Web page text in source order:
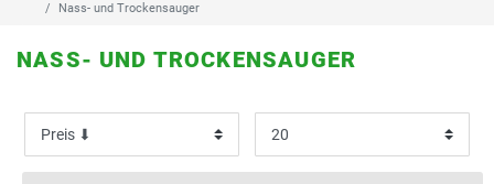
Nass- und Trockensauger
NASS- UND TROCKENSAUGER
o
r
i
P
r
e